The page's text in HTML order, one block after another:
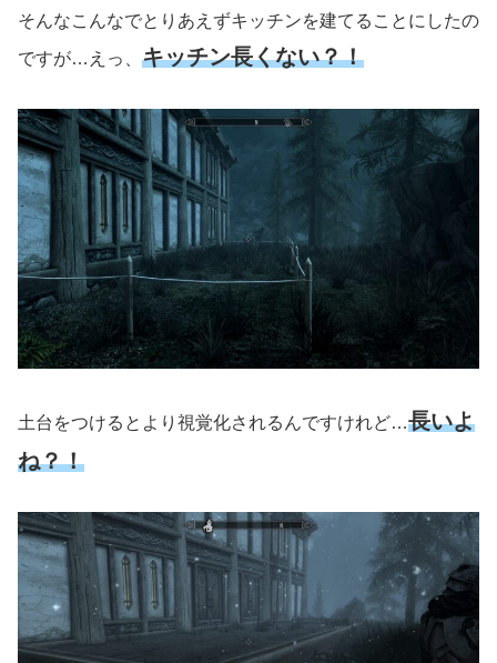
そんなこんなでとりあえずキッチンを建てることにしたの
ですが…えっ、 キッチン長くない？！
土台をつけるとより視覚化されるんですけれど…長いよ
ね？！